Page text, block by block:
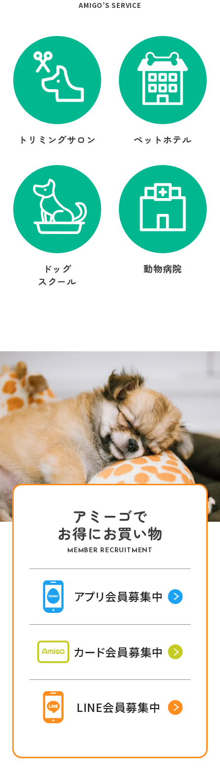
AMIGO’S SERVICE
トリミングサロン ペットホテル
ドッグ
スクール
動物病院
アミーゴで
お得にお買い物
MEMBER RECRUITMENT
アプリ会員募集中
カード会員募集中
LINE会員募集中